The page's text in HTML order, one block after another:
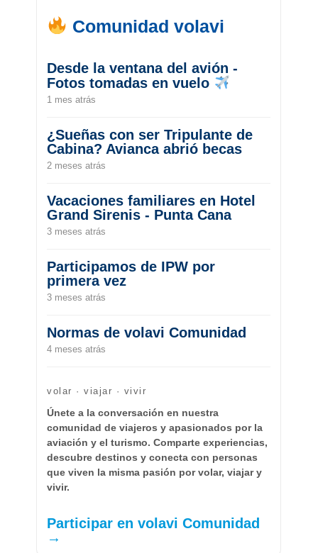
Comunidad volavi
Desde la ventana del avión -
Fotos tomadas en vuelo
1 mes atrás
¿Sueñas con ser Tripulante de
Cabina? Avianca abrió becas
2 meses atrás
Vacaciones familiares en Hotel
Grand Sirenis - Punta Cana
3 meses atrás
Participamos de IPW por
primera vez
3 meses atrás
Normas de volavi Comunidad
4 meses atrás
volar · viajar · vivir
Únete a la conversación en nuestra
comunidad de viajeros y apasionados por la
aviación y el turismo. Comparte experiencias,
descubre destinos y conecta con personas
que viven la misma pasión por volar, viajar y
vivir.
Participar en volavi Comunidad
→